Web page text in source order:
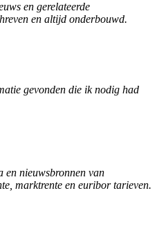
en gerelateerde
en altijd onderbouwd.
gevonden die ik nodig had
en nieuwsbronnen van
marktrente en euribor tarieven.